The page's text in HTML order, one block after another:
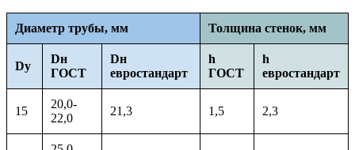
Диаметр трубы, мм Толщина стенок, мм
Dy
Dн
ГОСТ
Dн
евростандарт
h
ГОСТ
h
евростандарт
15
20,0-
22,0
21,3 1,5 2,3